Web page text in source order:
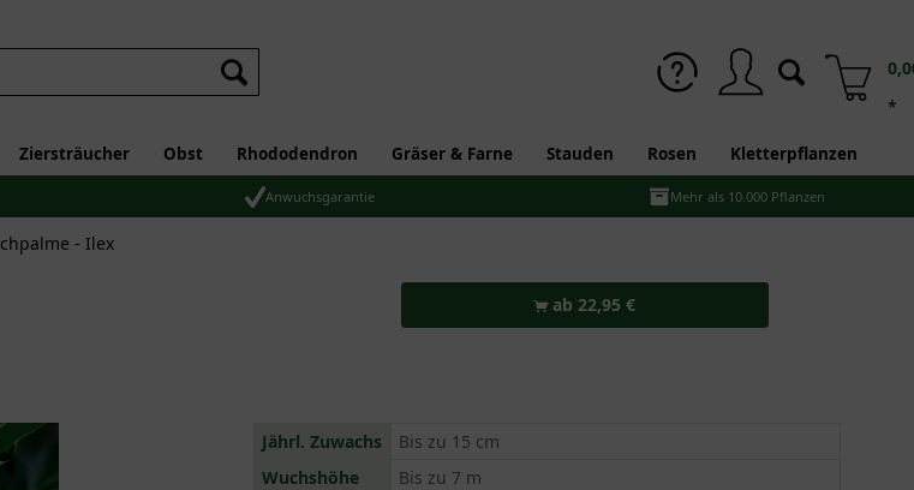
*
Ziersträucher Obst Rhododendron Gräser & Farne Stauden Rosen Kletterpflanzen
Anwuchsgarantie Mehr als 10.000 Pflanzen
- Ilex
ab 22,95 €
Jährl. Zuwachs
Bis zu 15 cm
Wuchshöhe
Bis zu 7 m